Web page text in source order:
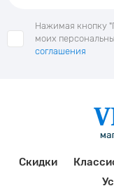
Нажимая кнопку
моих
соглашения
Скидки